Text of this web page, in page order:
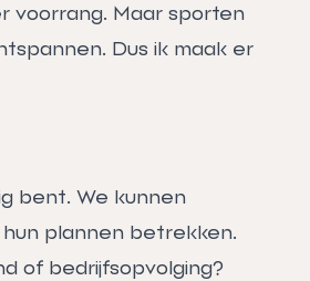
voorrang. Maar sporten
Dus ik maak er
bent. We kunnen
plannen betrekken.
of bedrijfsopvolging?